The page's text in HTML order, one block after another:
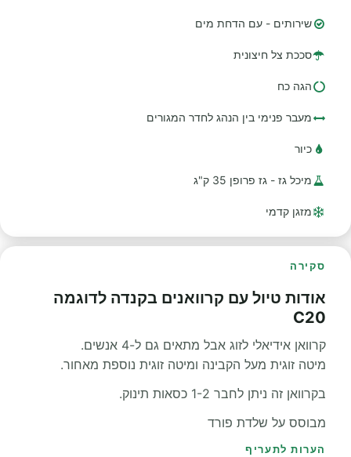
שירותים - עם הדחת מים
סככת צל חיצונית
הגה כח
מעבר פנימי בין הנהג לחדר המגורים
כיור
מיכל גז - גז פרופן 35 ק"ג
מזגן קדמי
סקירה
אודות טיול עם קרוואנים בקנדה לדוגמה
C20
קרוואן אידיאלי לזוג אבל מתאים גם ל-4 אנשים.
מיטה זוגית מעל הקבינה ומיטה זוגית נוספת מאחור.
בקרוואן זה ניתן לחבר 1-2 כסאות תינוק.
מבוסס על שלדת פורד
הערות לתעריף